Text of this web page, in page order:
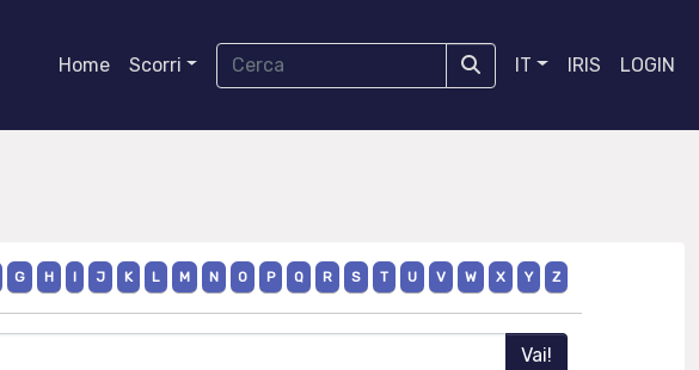
Home Scorri IT IRIS LOGIN
G H I J K L M N O P Q R S T U V W X Y Z